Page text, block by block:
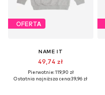
OFERTA
NAME IT
49,74 zł
Pierwotnie: 119,90 zł
Ostatnia najniższa cena:39,96 zł